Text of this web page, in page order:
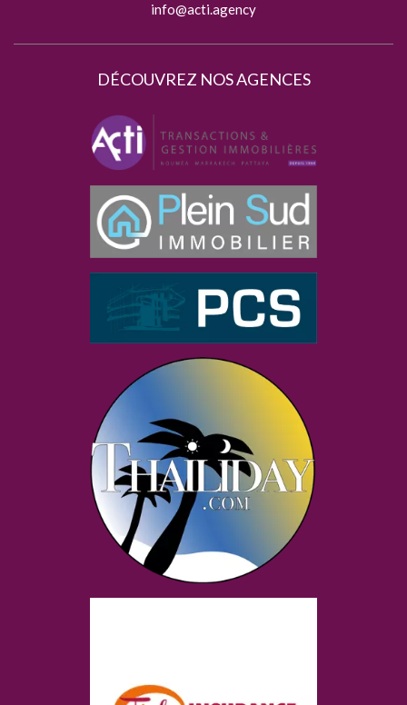
info@acti.agency
DÉCOUVREZ NOS AGENCES